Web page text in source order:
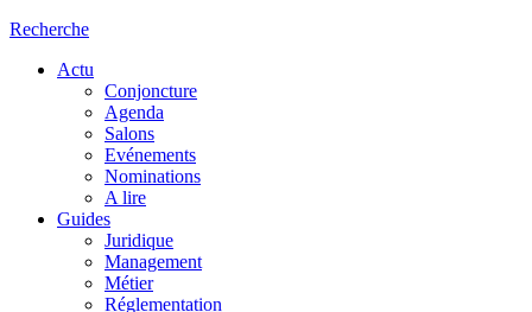
Recherche
Actu
Conjoncture
Agenda
Salons
Evénements
Nominations
A lire
Guides
Juridique
Management
Métier
Réglementation